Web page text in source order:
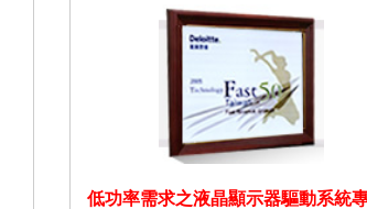
低功率需求之液晶顯示器驅動系統